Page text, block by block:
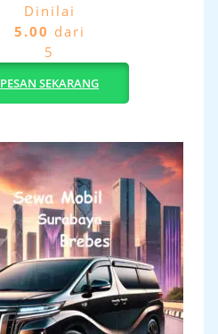
Dinilai
5.00 dari
5
PESAN SEKARANG